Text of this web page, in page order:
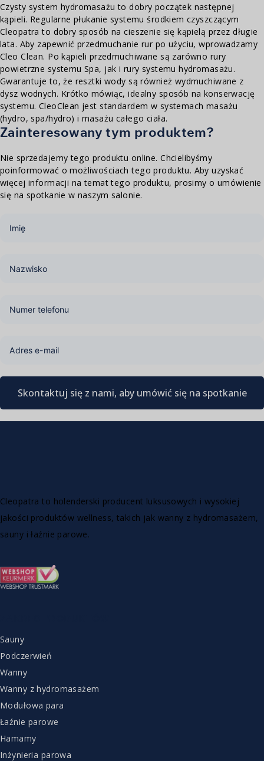
Czysty system hydromasażu to dobry początek następnej
kąpieli. Regularne płukanie systemu środkiem czyszczącym
Cleopatra to dobry sposób na cieszenie się kąpielą przez długie
lata. Aby zapewnić przedmuchanie rur po użyciu, wprowadzamy
Cleo Clean. Po kąpieli przedmuchiwane są zarówno rury
powietrzne systemu Spa, jak i rury systemu hydromasażu.
Gwarantuje to, że resztki wody są również wydmuchiwane z
dysz wodnych. Krótko mówiąc, idealny sposób na konserwację
systemu. CleoClean jest standardem w systemach masażu
(hydro, spa/hydro) i masażu całego ciała.
Zainteresowany tym produktem?
Nie sprzedajemy tego produktu online. Chcielibyśmy
poinformować o możliwościach tego produktu. Aby uzyskać
więcej informacji na temat tego produktu, prosimy o umówienie
się na spotkanie w naszym salonie.
Skontaktuj się z nami, aby umówić się na spotkanie
Cleopatra to holenderski producent luksusowych i wysokiej
jakości produktów wellness, takich jak wanny z hydromasażem,
sauny i łaźnie parowe.
Sauny
Podczerwień
Wanny
Wanny z hydromasażem
Modułowa para
Łaźnie parowe
Hamamy
Inżynieria parowa